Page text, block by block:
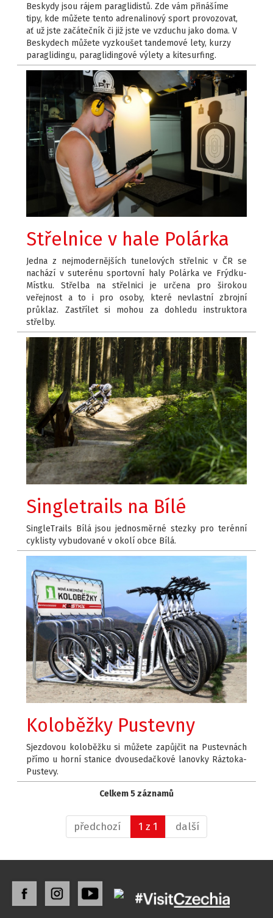
Beskydy jsou rájem paraglidistů. Zde vám přinášíme
tipy, kde můžete tento adrenalinový sport provozovat,
ať už jste začátečník či již jste ve vzduchu jako doma. V
Beskydech můžete vyzkoušet tandemové lety, kurzy
paraglidingu, paraglidingové výlety a kitesurfing.
Střelnice v hale Polárka
Jedna z nejmodernějších tunelových střelnic v ČR se
nachází v suterénu sportovní haly Polárka ve Frýdku-
Místku. Střelba na střelnici je určena pro širokou
veřejnost a to i pro osoby, které nevlastní zbrojní
průklaz. Zastřílet si mohou za dohledu instruktora
střelby.
Singletrails na Bílé
SingleTrails Bílá jsou jednosměrné stezky pro terénní
cyklisty vybudované v okolí obce Bílá.
Koloběžky Pustevny
Sjezdovou koloběžku si můžete zapůjčit na Pustevnách
přímo u horní stanice dvousedačkové lanovky Ráztoka-
Pustevy.
Celkem 5 záznamů
předchozí 1 z 1 další